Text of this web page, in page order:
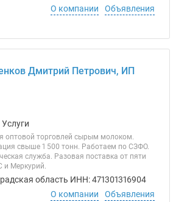
О компании
Объявления
Дмитрий Петрович, ИП
оптовой торговлей сырым молоком.
свыше 1 500 тонн. Работаем по СЗФО.
служба. Разовая поставка от пяти
и Меркурий.
область ИНН: 471301316904
О компании
Объявления